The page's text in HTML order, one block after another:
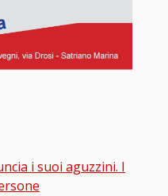
i suoi aguzzini. I